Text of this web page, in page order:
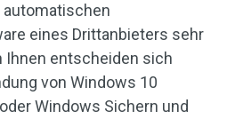
automatischen
eines Drittanbieters sehr
Ihnen entscheiden sich
von Windows 10
Windows Sichern und